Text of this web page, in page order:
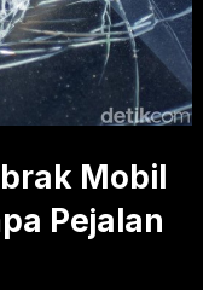
Mobil
Pejalan